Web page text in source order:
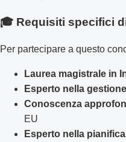
🎓 Requisiti specifici
Per partecipare a questo
Laurea magistrale in
Esperto nella
Conoscenza
EU
Esperto nella